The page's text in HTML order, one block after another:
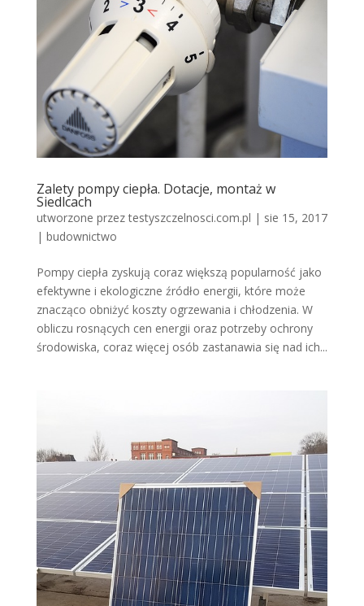
Zalety pompy ciepła. Dotacje, montaż w
Siedlcach
utworzone przeztestyszczelnosci.com.pl | sie 15, 2017
| budownictwo
Pompy ciepła zyskują coraz większą popularność jako
efektywne i ekologiczne źródło energii, które może
znacząco obniżyć koszty ogrzewania i chłodzenia. W
obliczu rosnących cen energii oraz potrzeby ochrony
środowiska, coraz więcej osób zastanawia się nad ich...